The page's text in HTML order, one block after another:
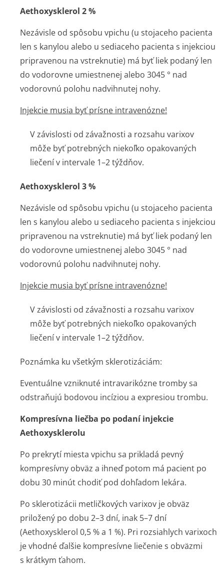
Aethoxysklerol 2 %
Nezávisle od spôsobu vpichu (u stojaceho pacienta
len s kanylou alebo u sediaceho pacienta s injekciou
pripravenou na vstreknutie) má byť liek podaný len
do vodorovne umiestnenej alebo 3045 ° nad
vodorovnú polohu nadvihnutej nohy.
Injekcie musia byť prísne intravenózne!
V závislosti od závažnosti a rozsahu varixov
môže byť potrebných niekoľko opakovaných
liečení v intervale 1–2 týždňov.
Aethoxysklerol 3 %
Nezávisle od spôsobu vpichu (u stojaceho pacienta
len s kanylou alebo u sediaceho pacienta s injekciou
pripravenou na vstreknutie) má byť liek podaný len
do vodorovne umiestnenej alebo 3045 ° nad
vodorovnú polohu nadvihnutej nohy.
Injekcie musia byť prísne intravenózne!
V závislosti od závažnosti a rozsahu varixov
môže byť potrebných niekoľko opakovaných
liečení v intervale 1–2 týždňov.
Poznámka ku všetkým sklerotizáciám:
Eventuálne vzniknuté intravarikózne tromby sa
odstraňujú bodovou incíziou a expresiou trombu.
Kompresívna liečba po podaní injekcie
Aethoxysklerolu
Po prekrytí miesta vpichu sa prikladá pevný
kompresívny obväz a ihneď potom má pacient po
dobu 30 minút chodiť pod dohľadom lekára.
Po sklerotizácii metličkových varixov je obväz
priložený po dobu 2–3 dní, inak 5–7 dní
(Aethoxysklerol 0,5 % a 1 %). Pri rozsiahlych varixoch
je vhodné ďalšie kompresívne liečenie s obväzmi
s krátkym ťahom.